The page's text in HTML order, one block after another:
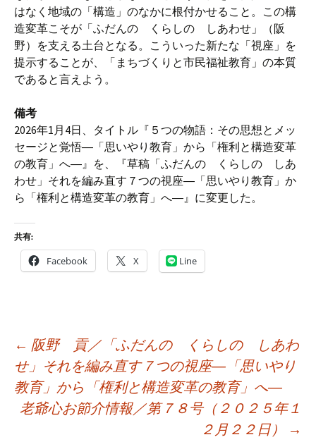
はなく地域の「構造」のなかに根付かせること。この構
造変革こそが「ふだんの くらしの しあわせ」（阪
野）を支える土台となる。こういった新たな「視座」を
提示することが、「まちづくりと市民福祉教育」の本質
であると言えよう。
備考
2026年1月4日、タイトル『５つの物語：その思想とメッ
セージと覚悟―「思いやり教育」から「権利と構造変革
の教育」へ―』を、『草稿「ふだんの くらしの しあ
わせ」それを編み直す７つの視座―「思いやり教育」か
ら「権利と構造変革の教育」へ―』に変更した。
共有:
Facebook X Line
← 阪野 貢／「ふだんの くらしの しあわ
せ」それを編み直す７つの視座―「思いやり
教育」から「権利と構造変革の教育」へ―
老爺心お節介情報／第７８号（２０２５年１
２月２２日）
→